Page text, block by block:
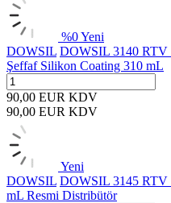
%0Yeni
DOWSIL DOWSIL 3140 RTV
Şeffaf Silikon Coating 310 mL
90,00 EUR KDV
90,00 EUR KDV
Yeni
DOWSIL DOWSIL 3145
mL Resmi Distribütör